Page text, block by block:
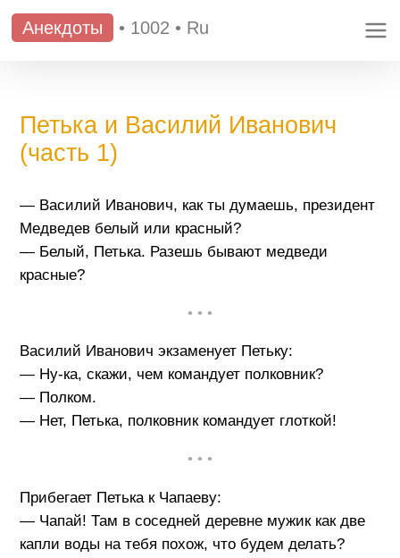
Анекдоты • 1002 • Ru
Петька и Василий Иванович
(часть 1)
— Василий Иванович, как ты думаешь, президент
Медведев белый или красный?
— Белый, Петька. Разешь бывают медведи
красные?
• • •
Василий Иванович экзаменует Петьку:
— Ну-ка, скажи, чем командует полковник?
— Полком.
— Нет, Петька, полковник командует глоткой!
• • •
Прибегает Петька к Чапаеву:
— Чапай! Там в соседней деревне мужик как две
капли воды на тебя похож, что будем делать?